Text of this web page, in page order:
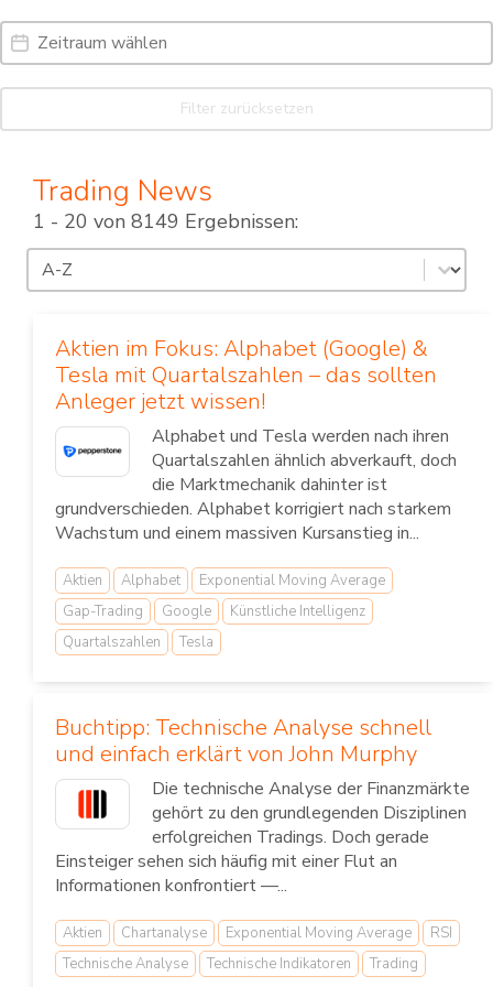
Date Range
Date
Filter zurücksetzen
Trading News
1 - 20 von 8149 Ergebnissen:
Sortierung
Sort content
Aktien im Fokus: Alphabet (Google) &
Tesla mit Quartalszahlen – das sollten
Anleger jetzt wissen!
Alphabet und Tesla werden nach ihren
Quartalszahlen ähnlich abverkauft, doch
die Marktmechanik dahinter ist
grundverschieden. Alphabet korrigiert nach starkem
Wachstum und einem massiven Kursanstieg in...
Aktien Alphabet
Exponential Moving Average
Gap-Trading
Google
Künstliche Intelligenz
Quartalszahlen
Tesla
Buchtipp: Technische Analyse schnell
und einfach erklärt von John Murphy
Die technische Analyse der Finanzmärkte
gehört zu den grundlegenden Disziplinen
erfolgreichen Tradings. Doch gerade
Einsteiger sehen sich häufig mit einer Flut an
Informationen konfrontiert —...
Aktien Chartanalyse Exponential Moving Average
RSI
Technische Analyse
Technische Indikatoren Trading